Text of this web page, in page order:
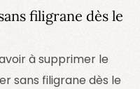
filigrane dès le
à supprimer le
sans filigrane dès le